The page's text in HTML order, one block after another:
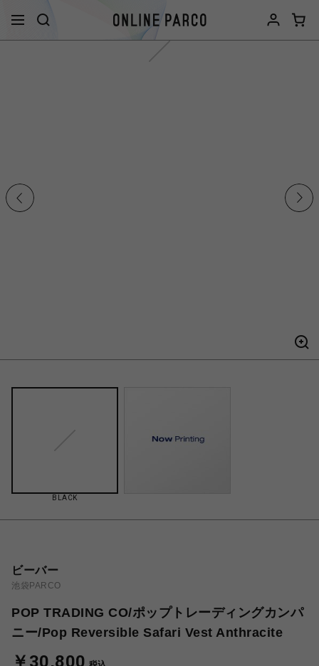
BLACK
ビーバー
池袋PARCO
POP TRADING CO/ポップトレーディングカンパ
ニー/Pop Reversible Safari Vest Anthracite
￥30,800